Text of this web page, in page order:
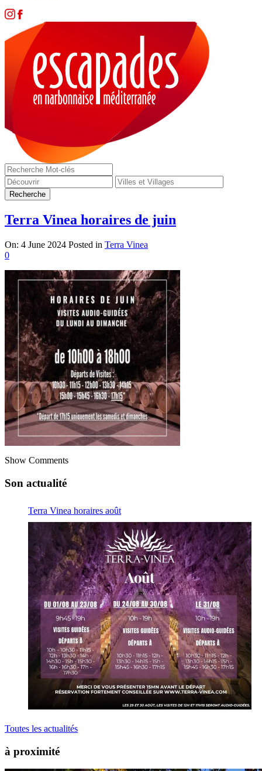
Terra Vinea horaires de juin
On: 4 June 2024 Posted in Terra Vinea
0
Show Comments
Son actualité
Terra Vinea horaires août
Toutes les actualités
à proximité